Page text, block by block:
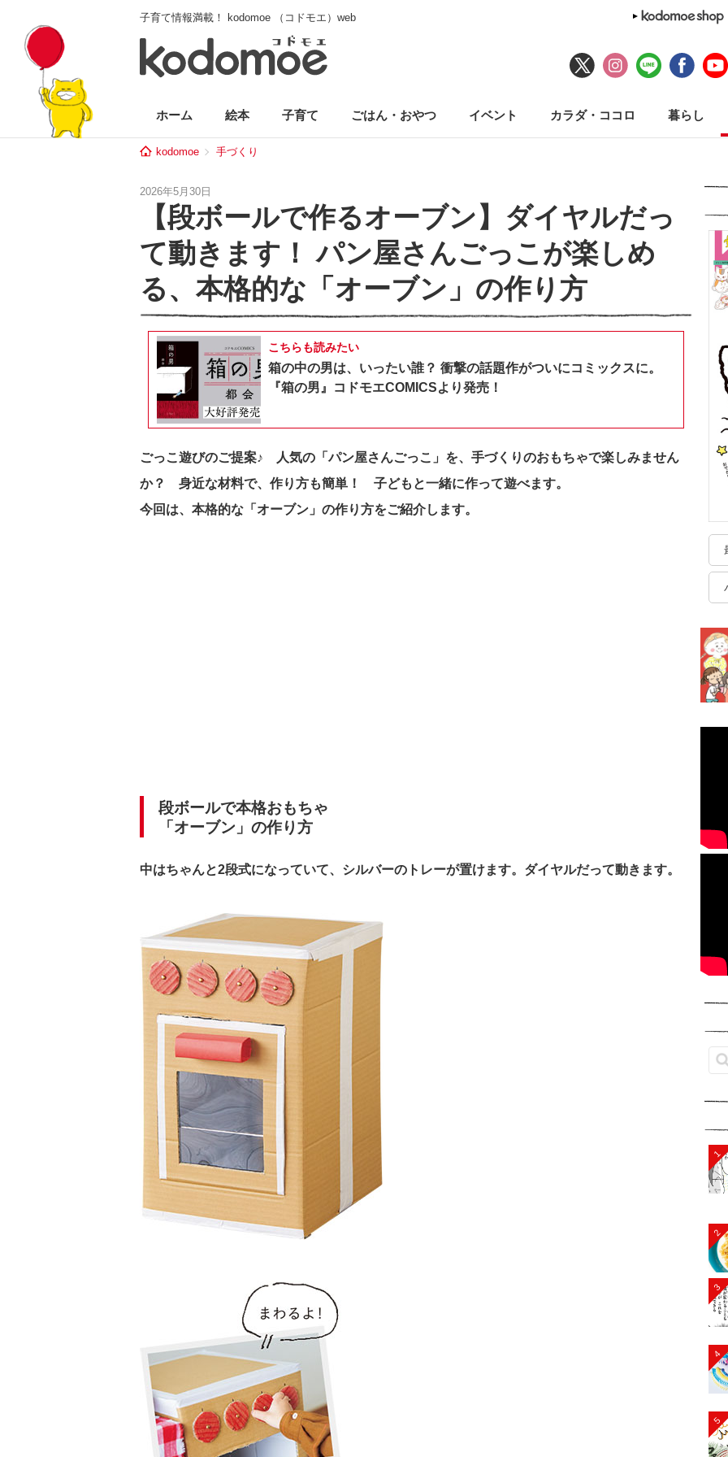
子育て情報満載！ kodomoe （コドモエ）web
ホーム 絵本 子育て ごはん・おやつ イベント カラダ・ココロ 暮らし
kodomoe 手づくり
2026年5月30日
【段ボールで作るオーブン】ダイヤルだっ
て動きます！ パン屋さんごっこが楽しめ
る、本格的な「オーブン」の作り方
こちらも読みたい
箱の中の男は、いったい誰？ 衝撃の話題作がついにコミックスに。
『箱の男』コドモエCOMICSより発売！
ごっこ遊びのご提案♪ 人気の「パン屋さんごっこ」を、手づくりのおもちゃで楽しみません
か？ 身近な材料で、作り方も簡単！ 子どもと一緒に作って遊べます。
今回は、本格的な「オーブン」の作り方をご紹介します。
段ボールで本格おもちゃ
「オーブン」の作り方
中はちゃんと2段式になっていて、シルバーのトレーが置けます。ダイヤルだって動きます。
1
2
3
4
5